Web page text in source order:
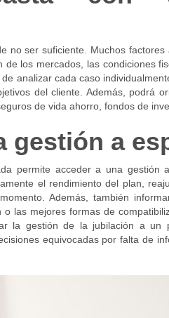
no ser suficiente. Muchos
los mercados, las condiciones
analizar cada caso
del cliente. Además, podrá
de vida ahorro, fondos de
gestión a
permite acceder a una gestión
el rendimiento del plan,
Además, también
las mejores formas de
la gestión de la jubilación a un
equivocadas por falta de